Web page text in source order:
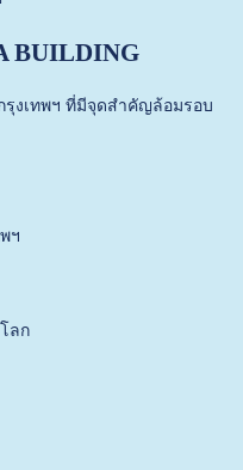
BUILDING
รุงเทพฯ ที่มีจุดสำคัญล้อมรอบ
ฯ
ลก